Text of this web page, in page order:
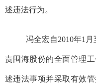
述违法行为。
冯全宏自2010年1
责围海股份的全面管理
述违法事项并采取有效